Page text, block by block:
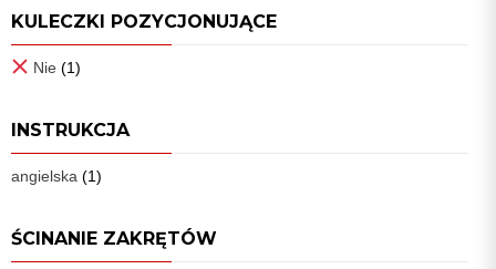
KULECZKI POZYCJONUJĄCE
Nie (1)
INSTRUKCJA
angielska (1)
ŚCINANIE ZAKRĘTÓW